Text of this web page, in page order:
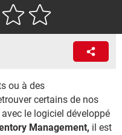
ou à des
certains de nos
le logiciel développé
Management, il est